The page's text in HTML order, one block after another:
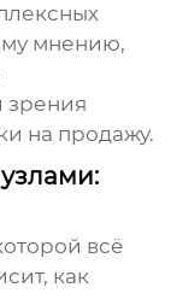
мнению,
зрения
на продажу.
всё
как